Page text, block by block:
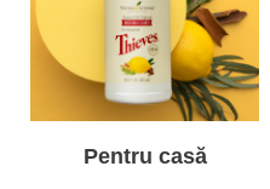
Pentru casă